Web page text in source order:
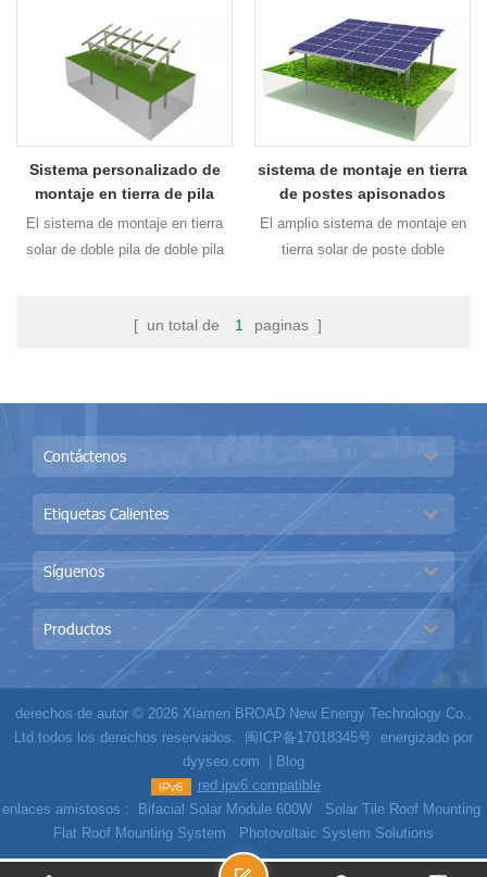
otros montajes solares
Soluciones.
una solución muy económica para
proyectos comerciales a gran
escala.
Sistema personalizado de
montaje en tierra de pila
El sistema de montaje en tierra
solar de doble pila de doble pila
con diseño estricto y cálculo.
sistema de montaje en tierra
de postes apisonados
El amplio sistema de montaje en
tierra solar de poste doble
comerciales, con diseño y cálculo
[ un total de 1 paginas ]
Contáctenos
Etiquetas Calientes
Síguenos
Productos
derechos de autor © 2026 Xiamen BROAD New Energy Technology Co.,
Ltd.todos los derechos reservados.
闽ICP备17018345号 energizado por
dyyseo.com
Blog
red ipv6 compatible
enlaces amistosos :
Bifacial Solar Module 600W
Solar Tile Roof Mounting
Flat Roof Mounting System
Photovoltaic System Solutions